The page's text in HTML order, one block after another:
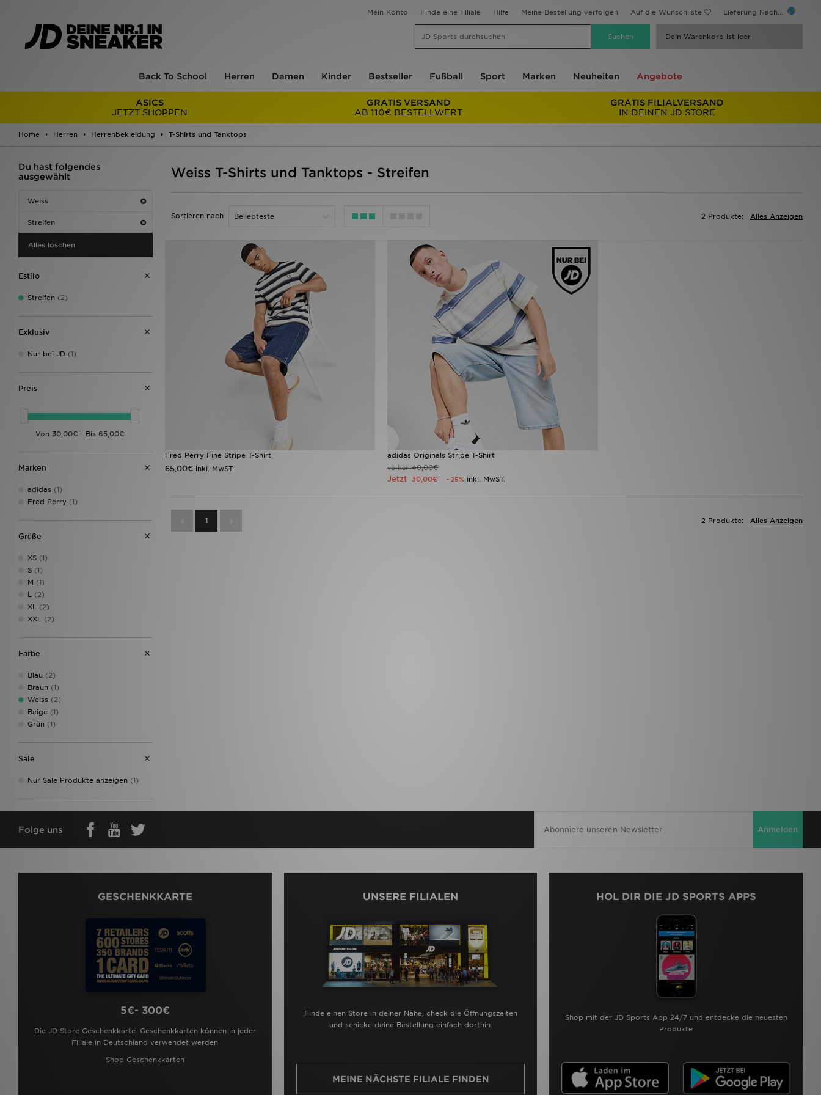
Mein Konto Finde eine Filiale Hilfe Meine Bestellung verfolgen Auf die Wunschliste Lieferung Nach...
Dein Warenkorb ist leer
Back To School Herren Damen Kinder Bestseller Fußball Sport Marken Neuheiten Angebote
ASICS
JETZT SHOPPEN
GRATIS VERSAND
AB 110€ BESTELLWERT
GRATIS FILIALVERSAND
IN DEINEN JD STORE
Home Herren Herrenbekleidung T-Shirts und Tanktops
Du hast folgendes
ausgewählt
Weiss
Streifen
Alles löschen
Estilo
Streifen (2)
Exklusiv
Nur bei JD (1)
Preis
Marken
adidas (1)
Fred Perry (1)
Grӧße
XS (1)
S (1)
M (1)
L
(2)
XL
(2)
XXL
(2)
Farbe
Blau (2)
Braun (1)
Weiss (2)
Beige (1)
Grün (1)
Sale
Nur Sale Produkte anzeigen (1)
Weiss T-Shirts und Tanktops - Streifen
Sortieren nach Alles Anzeigen
2 Produkte:
Fred Perry Fine Stripe T-Shirt
65,00€ inkl. MwST.
adidas Originals Stripe T-Shirt
vorher40,00€
Jetzt 30,00€ - 25% inkl. MwST.
1 Alles Anzeigen
2 Produkte:
Folge uns Anmelden
GESCHENKKARTE
5€- 300€
Die JD Store Geschenkkarte. Geschenkkarten können in jeder
Filiale in Deutschland verwendet werden
Shop Geschenkkarten
UNSERE FILIALEN
Finde einen Store in deiner Nähe, check die Öffnungszeiten
und schicke deine Bestellung einfach dorthin.
MEINE NÄCHSTE FILIALE FINDEN
HOL DIR DIE JD SPORTS APPS
Shop mit der JD Sports App 24/7 und entdecke die neuesten
Produkte